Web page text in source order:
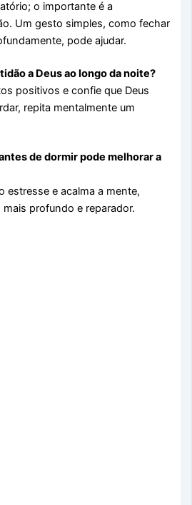
o importante é a
Um gesto simples, como fechar
pode ajudar.
a Deus ao longo da noite?
positivos e confie que Deus
repita mentalmente um
de dormir pode melhorar a
estresse e acalma a mente,
profundo e reparador.